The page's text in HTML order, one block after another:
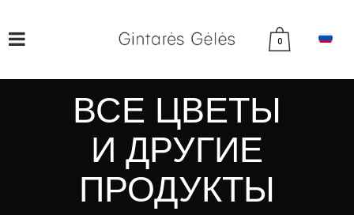
0
ВСЕ ЦВЕТЫ
И ДРУГИЕ
ПРОДУКТЫ